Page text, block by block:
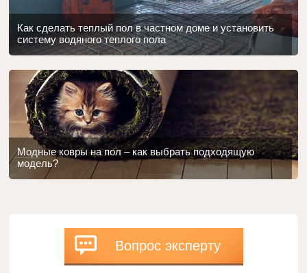
Как сделать теплый пол в частном доме и установить
систему водяного теплого пола
Модные ковры на пол – как выбрать подходящую
модель?
Вопрос эксперту